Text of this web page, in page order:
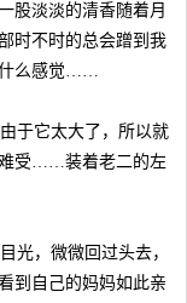
股淡淡的清香随着月
时不时的总会蹭到我
什么感觉……
于它太大了，所以就
难受……装着老二的左
光，微微回过头去，
到自己的妈妈如此亲